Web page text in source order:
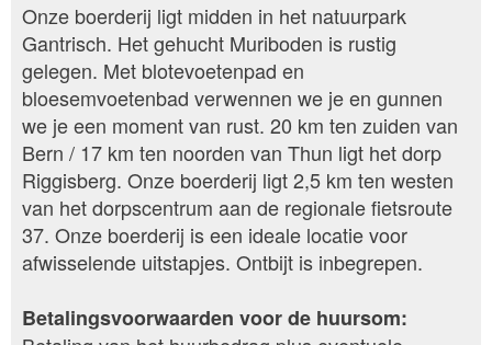
Onze boerderij ligt midden in het natuurpark
Gantrisch. Het gehucht Muriboden is rustig
gelegen. Met blotevoetenpad en
bloesemvoetenbad verwennen we je en gunnen
we je een moment van rust. 20 km ten zuiden van
Bern / 17 km ten noorden van Thun ligt het dorp
Riggisberg. Onze boerderij ligt 2,5 km ten westen
van het dorpscentrum aan de regionale fietsroute
37. Onze boerderij is een ideale locatie voor
afwisselende uitstapjes. Ontbijt is inbegrepen.
Betalingsvoorwaarden voor de huursom: